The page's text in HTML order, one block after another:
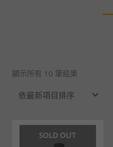
顯示所有 10 筆結果
SOLD OUT